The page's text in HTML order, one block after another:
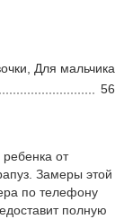
Для мальчика
56
от
Замеры этой
по телефону
полную